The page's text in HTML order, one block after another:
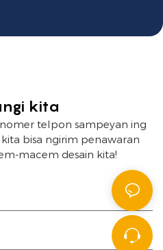
kita
telpon sampeyan ing
bisa ngirim penawaran
macem desain kita!